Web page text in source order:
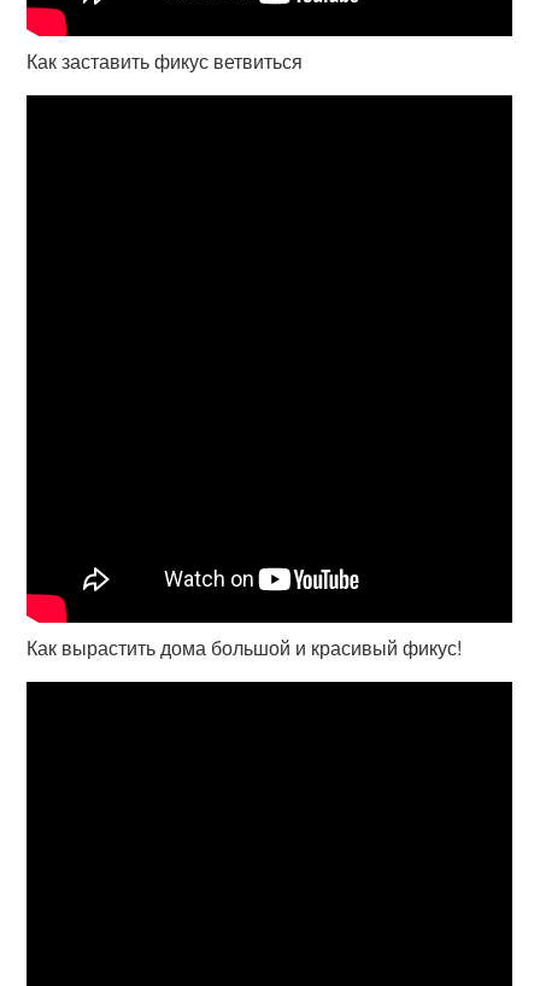
Как заставить фикус ветвиться
Как вырастить дома большой и красивый фикус!